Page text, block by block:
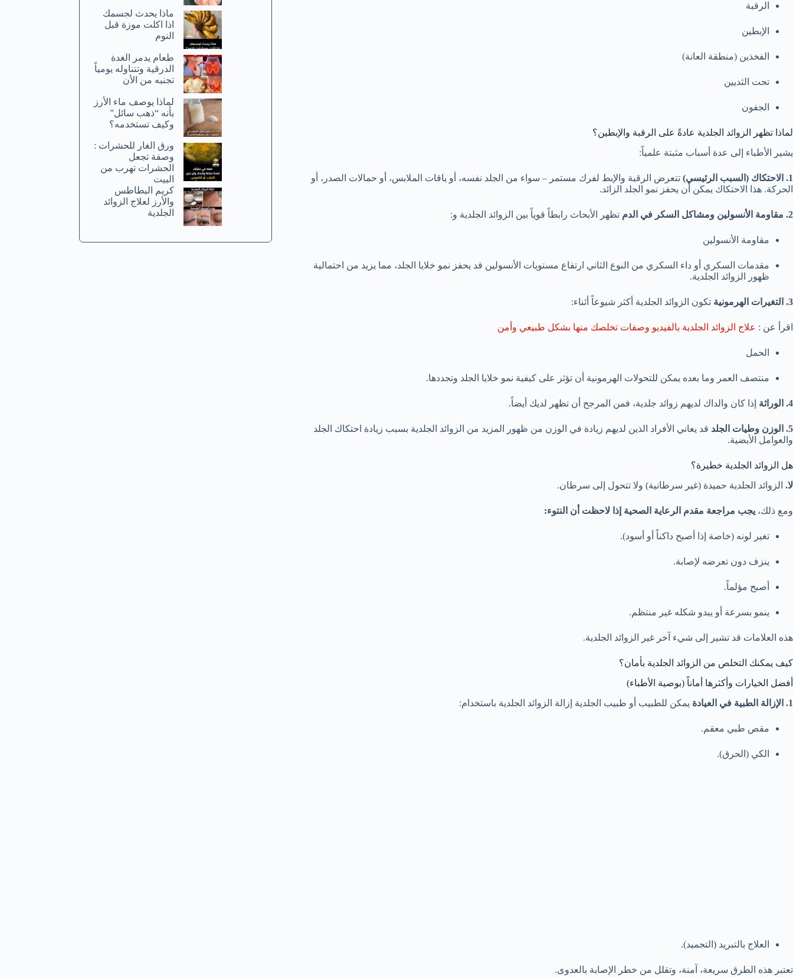
الرقبة
الإبطين
الفخذين (منطقة العانة)
تحت الثديين
الجفون
لماذا تظهر الزوائد الجلدية عادةً على الرقبة والإبطين؟
يشير الأطباء إلى عدة أسباب مثبتة علمياً:
1. الاحتكاك (السبب الرئيسي)
تتعرض الرقبة والإبط لفرك مستمر – سواء من الجلد نفسه، أو ياقات الملابس، أو حمالات الصدر، أو
الحركة. هذا الاحتكاك يمكن أن يحفز نمو الجلد الزائد.
2. مقاومة الأنسولين ومشاكل السكر في الدم تظهر الأبحاث رابطاً قوياً بين الزوائد الجلدية و:
مقاومة الأنسولين
مقدمات السكري أو داء السكري من النوع الثاني ارتفاع مستويات الأنسولين قد يحفز نمو خلايا الجلد، مما يزيد من احتمالية
ظهور الزوائد الجلدية.
3. التغيرات الهرمونية تكون الزوائد الجلدية أكثر شيوعاً أثناء:
اقرأ عن : علاج الزوائد الجلدية بالفيديو وصفات تخلصك منها بشكل طبيعي وأمن
الحمل
منتصف العمر وما بعده يمكن للتحولات الهرمونية أن تؤثر على كيفية نمو خلايا الجلد وتجددها.
4. الوراثة إذا كان والداك لديهم زوائد جلدية، فمن المرجح أن تظهر لديك أيضاً.
5. الوزن وطيات الجلد
قد يعاني الأفراد الذين لديهم زيادة في الوزن من ظهور المزيد من الزوائد الجلدية بسبب زيادة احتكاك الجلد
والعوامل الأيضية.
هل الزوائد الجلدية خطيرة؟
لا. الزوائد الجلدية حميدة (غير سرطانية) ولا تتحول إلى سرطان.
ومع ذلك، يجب مراجعة مقدم الرعاية الصحية إذا لاحظت أن النتوء:
تغير لونه (خاصة إذا أصبح داكناً أو أسود).
ينزف دون تعرضه لإصابة.
أصبح مؤلماً.
ينمو بسرعة أو يبدو شكله غير منتظم.
هذه العلامات قد تشير إلى شيء آخر غير الزوائد الجلدية.
كيف يمكنك التخلص من الزوائد الجلدية بأمان؟
أفضل الخيارات وأكثرها أماناً (بوصية الأطباء)
1. الإزالة الطبية في العيادة
يمكن للطبيب أو طبيب الجلدية إزالة الزوائد الجلدية باستخدام:
مقص طبي معقم.
الكي (الحرق).
العلاج بالتبريد (التجميد).
تعتبر هذه الطرق سريعة، آمنة، وتقلل من خطر الإصابة بالعدوى.
ماذا يحدث لجسمك
اذا اكلت موزة قبل
النوم
طعام يدمر الغدة
الدرقية وتتناوله يومياً
تجنبه من الأن
لماذا يوصف ماء الأرز
بأنه “ذهب سائل”
وكيف تستخدمه؟
ورق الغار للحشرات :
وصفة تجعل
الحشرات تهرب من
البيت
كريم البطاطس
والأرز لعلاج الزوائد
الجلدية